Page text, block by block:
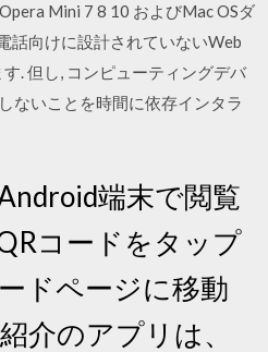
Mini 7 8 10 およびMac OSダ
話向けに設計されていないWeb
. 但し, コンピューティングデバ
ないことを時間に依存インタラ
端末で閲覧
コードをタップ
ドページに移動
介のアプリは、